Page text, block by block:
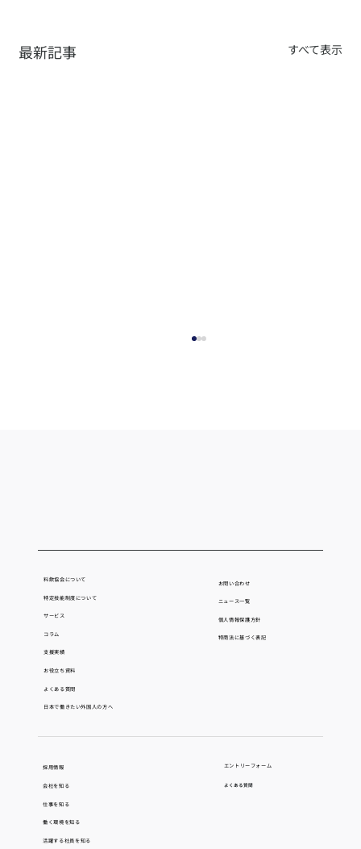
最新記事 すべて表示
足を解消！「ホテル・レストラン・ショ
展します
採用情報
会社を知る
仕事を知る
働く環境を知る
活躍する社員を知る
エントリーフォーム
よくある質問
料飲協会について
特定技能制度について
サービス
コラム
支援実績
お役立ち資料
よくある質問
日本で働きたい外国人の方へ
お問い合わせ
ニュース一覧
個人情報保護方針
​特商法に基づく表記